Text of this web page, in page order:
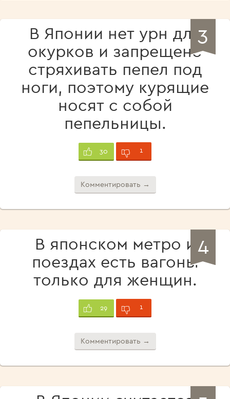
3
В Японии нет урн для
окурков и запрещено
стряхивать пепел под
ноги, поэтому курящие
носят с собой
пепельницы.
30 1
Комментировать →
4
В японском метро и
поездах есть вагоны
только для женщин.
29 1
Комментировать →